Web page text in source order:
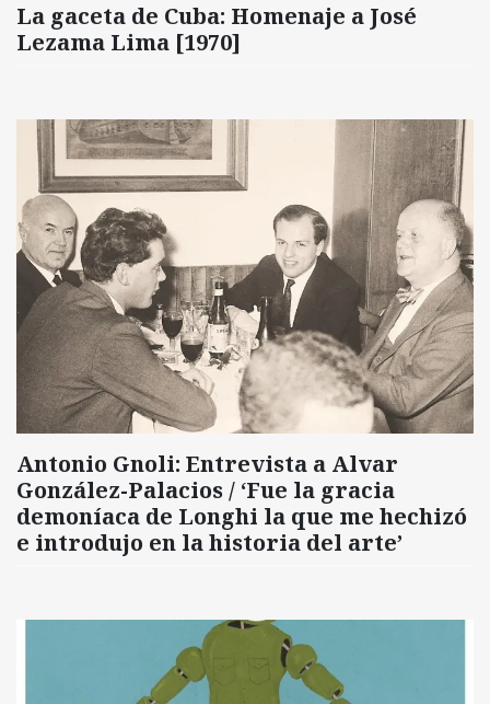
La gaceta de Cuba: Homenaje a José
Lezama Lima [1970]
Antonio Gnoli: Entrevista a Alvar
González-Palacios / ‘Fue la gracia
demoníaca de Longhi la que me hechizó
e introdujo en la historia del arte’